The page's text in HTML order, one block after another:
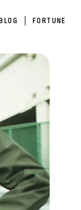
FORTUNE